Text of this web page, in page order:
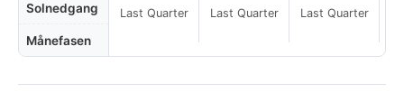
Solnedgang
Månefasen
Last Quarter Last Quarter Last Quarter